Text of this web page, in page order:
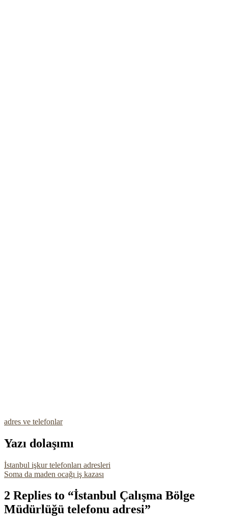
adres ve telefonlar
Yazı dolaşımı
İstanbul işkur telefonları adresleri
Soma da maden ocağı iş kazası
2 Replies to “İstanbul Çalışma Bölge
Müdürlüğü telefonu adresi”